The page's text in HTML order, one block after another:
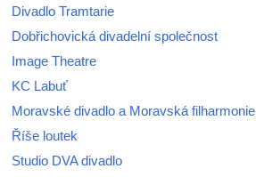
Divadlo Tramtarie
Dobřichovická divadelní společnost
Image Theatre
KC Labuť
Moravské divadlo a Moravská filharmonie
Říše loutek
Studio DVA divadlo